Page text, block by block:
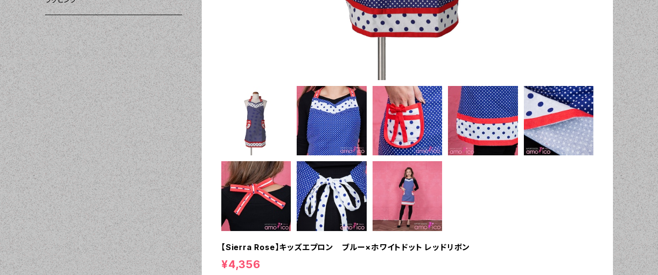
【Sierra Rose】キッズエプロン ブルー×ホワイトドット レッドリボン
¥4,356
MOZI（モジ）
amorico（アモリコ）
I love Aprons（アラブエプロンズ）
Flirty Aprons（フラーティーエプロンズ）
Heavenly Hostess（ヘブンリーホステ
ス）
Sugar baby aprons（シュガーベイビー）
Tarantinalovers（タランティーナ ラバーズ）